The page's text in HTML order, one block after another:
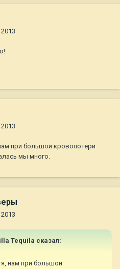
при большой кровопотери
мы много.
Tequila сказал:
нам при большой